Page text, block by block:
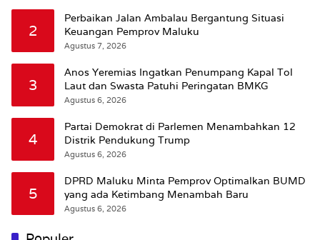
2
Perbaikan Jalan Ambalau Bergantung Situasi
Keuangan Pemprov Maluku
Agustus 7, 2026
3
Anos Yeremias Ingatkan Penumpang Kapal Tol
Laut dan Swasta Patuhi Peringatan BMKG
Agustus 6, 2026
4
Partai Demokrat di Parlemen Menambahkan 12
Distrik Pendukung Trump
Agustus 6, 2026
5
DPRD Maluku Minta Pemprov Optimalkan BUMD
yang ada Ketimbang Menambah Baru
Agustus 6, 2026